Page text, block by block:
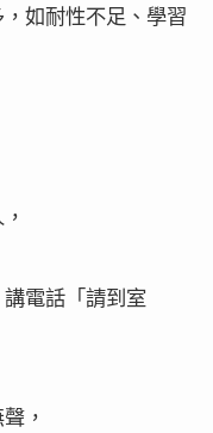
如耐性不足、學習
電話「請到室
，